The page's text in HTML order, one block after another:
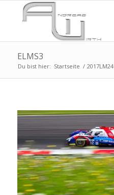
ELMS3
Du bist hier: Startseite / 2017LM24